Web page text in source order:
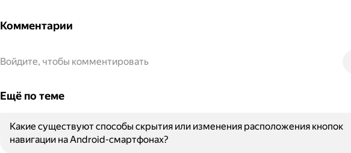
Комментарии
Войдите, чтобы комментировать
Ещё по теме
Какие существуют способы скрытия или изменения расположения кнопок
навигации на Android-смартфонах?